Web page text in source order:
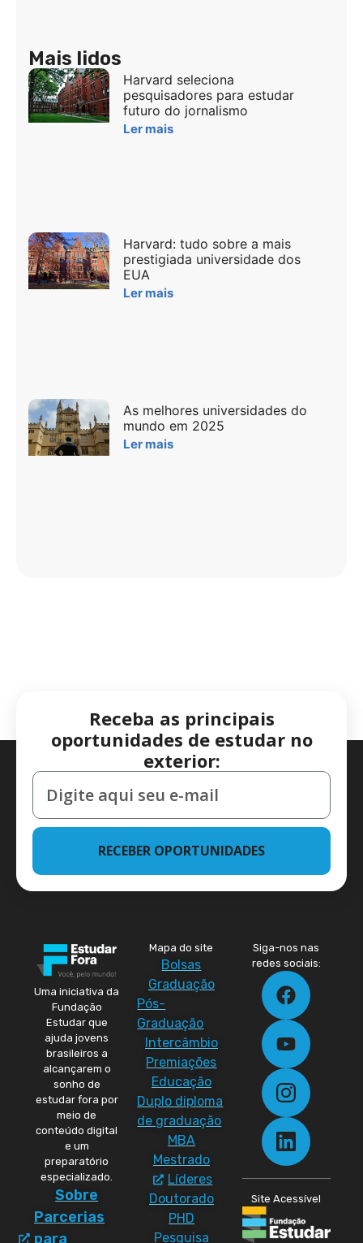
Mais lidos
Harvard seleciona
pesquisadores para estudar
futuro do jornalismo
Ler mais
Harvard: tudo sobre a mais
prestigiada universidade dos
EUA
Ler mais
As melhores universidades do
mundo em 2025
Ler mais
Receba as principais
oportunidades de estudar no
exterior:
RECEBER OPORTUNIDADES
Uma iniciativa da
Fundação
Estudar que
ajuda jovens
brasileiros a
alcançarem o
sonho de
estudar fora por
meio de
conteúdo digital
e um
preparatório
especializado.
Sobre
Parcerias
para
Mapa do site
Bolsas
Graduação
Pós-
Graduação
Intercâmbio
Premiações
Educação
Duplo diploma
de graduação
MBA
Mestrado
Líderes
Doutorado
PHD
Pesquisa
Siga-nos nas
redes sociais:
Site Acessível